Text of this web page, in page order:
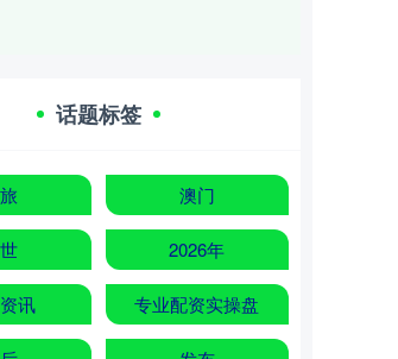
话题标签
澳门
2026年
讯 专业配资实操盘